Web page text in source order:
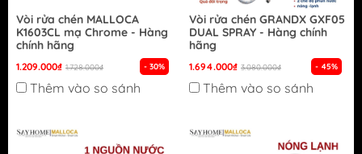
Vòi rửa chén MALLOCA
K1603CL mạ Chrome - Hàng
chính hãng
1.209.000₫ 1.728.000₫ - 30%
Thêm vào so sánh
Vòi rửa chén GRANDX GXF05
DUAL SPRAY - Hàng chính
hãng
1.694.000₫ 3.080.000₫ - 45%
Thêm vào so sánh